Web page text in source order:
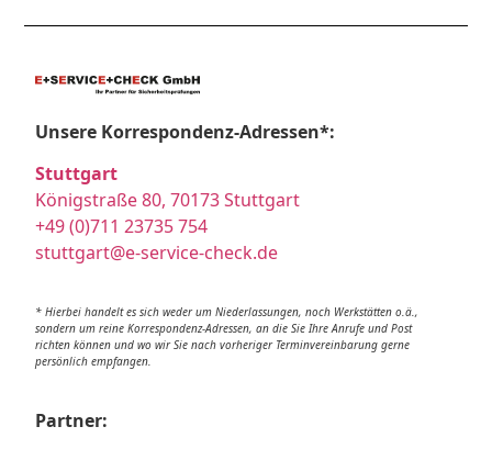
Unsere Korrespondenz-Adressen*:
Stuttgart
Königstraße 80, 70173 Stuttgart
+49 (0)711 23735 754
stuttgart@e-service-check.de
* Hierbei handelt es sich weder um Niederlassungen, noch Werkstätten o.ä.,
sondern um reine Korrespondenz-Adressen, an die Sie Ihre Anrufe und Post
richten können und wo wir Sie nach vorheriger Terminvereinbarung gerne
persönlich empfangen.
Partner: